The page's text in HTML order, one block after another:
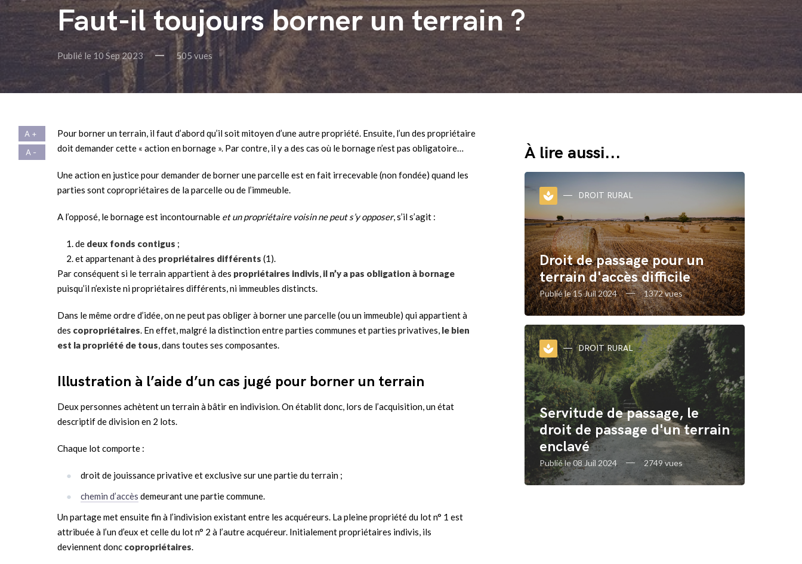
Faut-il toujours borner un terrain ?
Publié le 10 Sep 2023 505 vues
Pour borner un terrain, il faut d’abord qu’il soit mitoyen d’une autre propriété. Ensuite, l’un des propriétaire
doit demander cette « action en bornage ». Par contre, il y a des cas où le bornage n’est pas obligatoire…
Une action en justice pour demander de borner une parcelle est en fait irrecevable (non fondée) quand les
parties sont copropriétaires de la parcelle ou de l’immeuble.
A l’opposé, le bornage est incontournable et un propriétaire voisin ne peut s’y opposer, s’il s’agit :
de deux fonds contigus ;
et appartenant à des propriétaires différents (1).
Par conséquent si le terrain appartient à des propriétaires indivis, il n’y a pas obligation à bornage
puisqu’il n’existe ni propriétaires différents, ni immeubles distincts.
Dans le même ordre d’idée, on ne peut pas obliger à borner une parcelle (ou un immeuble) qui appartient à
des copropriétaires. En effet, malgré la distinction entre parties communes et parties privatives, le bien
est la propriété de tous, dans toutes ses composantes.
Illustration à l’aide d’un cas jugé pour borner un terrain
Deux personnes achètent un terrain à bâtir en indivision. On établit donc, lors de l’acquisition, un état
descriptif de division en 2 lots.
Chaque lot comporte :
droit de jouissance privative et exclusive sur une partie du terrain ;
chemin d’accès demeurant une partie commune.
Un partage met ensuite fin à l’indivision existant entre les acquéreurs. La pleine propriété du lot n° 1 est
attribuée à l’un d’eux et celle du lot n° 2 à l’autre acquéreur. Initialement propriétaires indivis, ils
deviennent donc copropriétaires.
À lire aussi...
spa DROIT RURAL
Droit de passage pour un
terrain d'accès difficile
Publié le 15 Juil 2024 1372 vues
spa DROIT RURAL
Servitude de passage, le
droit de passage d'un terrain
enclavé
Publié le 08 Juil 2024 2749 vues